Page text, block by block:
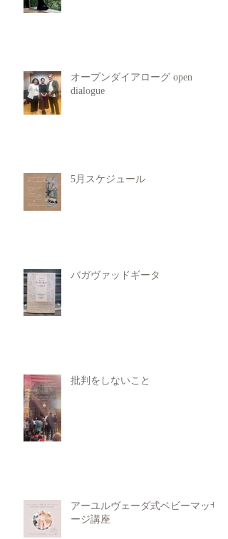
オープンダイアローグ open
dialogue
5月スケジュール
バガヴァッドギータ
批判をしないこと
アーユルヴェーダ式ベビーマッサ
ージ講座